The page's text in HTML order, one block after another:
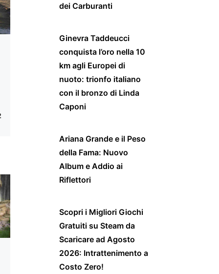
dei Carburanti
Ginevra Taddeucci
conquista l’oro nella 10
km agli Europei di
nuoto: trionfo italiano
con il bronzo di Linda
Caponi
Ariana Grande e il Peso
della Fama: Nuovo
Album e Addio ai
Riflettori
Scopri i Migliori Giochi
Gratuiti su Steam da
Scaricare ad Agosto
2026: Intrattenimento a
Costo Zero!